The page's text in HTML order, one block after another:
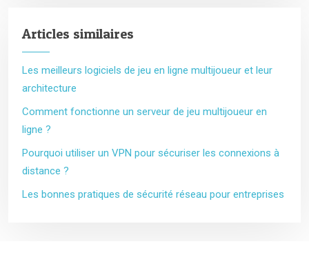
Articles similaires
Les meilleurs logiciels de jeu en ligne multijoueur et leur
architecture
Comment fonctionne un serveur de jeu multijoueur en
ligne ?
Pourquoi utiliser un VPN pour sécuriser les connexions à
distance ?
Les bonnes pratiques de sécurité réseau pour entreprises